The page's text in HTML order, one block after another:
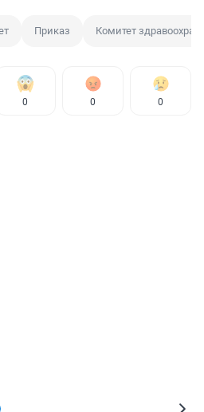
Приказ Комитет
0 0 0